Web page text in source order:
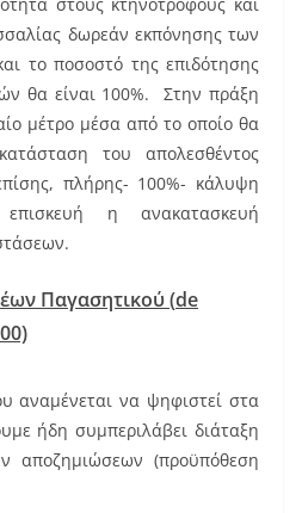
δωρεάν εκπόνησης των
το ποσοστό της επιδότησης
θα είναι 100%. Στην πράξη
μέτρο μέσα από το οποίο θα
του απολεσθέντος
πλήρης- 100%- κάλυψη
η ανακατασκευή
Παγασητικού (de
αναμένεται να ψηφιστεί στα
ήδη συμπεριλάβει διάταξη
αποζημιώσεων (προϋπόθεση